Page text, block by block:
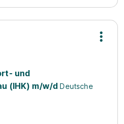
und
(IHK) m/w/d Deutsche